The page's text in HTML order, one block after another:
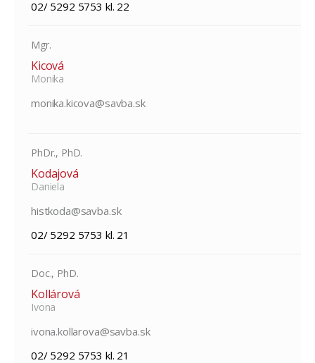
02/ 5292 5753 kl. 22
Mgr.
Kicová
Monika
monika.kicova@savba.sk
PhDr., PhD.
Kodajová
Daniela
histkoda@savba.sk
02/ 5292 5753 kl. 21
Doc., PhD.
Kollárová
Ivona
ivona.kollarova@savba.sk
02/ 5292 5753 kl. 21